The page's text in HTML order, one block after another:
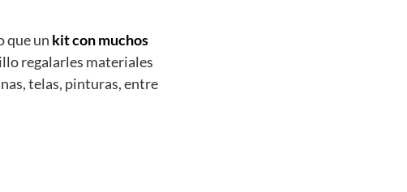
que un kit con muchos
regalarles materiales
telas, pinturas, entre